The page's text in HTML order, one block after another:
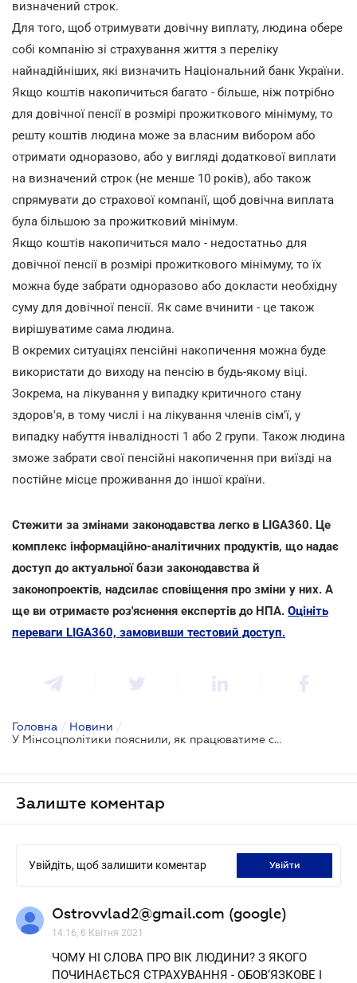
визначений строк.
Для того, щоб отримувати довічну виплату, людина обере
собі компанію зі страхування життя з переліку
найнадійніших, які визначить Національний банк України.
Якщо коштів накопичиться багато - більше, ніж потрібно
для довічної пенсії в розмірі прожиткового мінімуму, то
решту коштів людина може за власним вибором або
отримати одноразово, або у вигляді додаткової виплати
на визначений строк (не менше 10 років), або також
спрямувати до страхової компанії, щоб довічна виплата
була більшою за прожитковий мінімум.
Якщо коштів накопичиться мало - недостатньо для
довічної пенсії в розмірі прожиткового мінімуму, то їх
можна буде забрати одноразово або докласти необхідну
суму для довічної пенсії. Як саме вчинити - це також
вирішуватиме сама людина.
В окремих ситуаціях пенсійні накопичення можна буде
використати до виходу на пенсію в будь-якому віці.
Зокрема, на лікування у випадку критичного стану
здоров'я, в тому числі і на лікування членів сім'ї, у
випадку набуття інвалідності 1 або 2 групи. Також людина
зможе забрати свої пенсійні накопичення при виїзді на
постійне місце проживання до іншої країни.
Стежити за змінами законодавства легко в LIGA360. Це
комплекс інформаційно-аналітичних продуктів, що надає
доступ до актуальної бази законодавства й
законопроектів, надсилає сповіщення про зміни у них. А
ще ви отримаєте роз'яснення експертів до НПА. Оцініть
переваги LIGA360, замовивши тестовий доступ.
Головна / Новини /
У Мінсоцполітики пояснили, як працюватиме система обов’язкового пенсійного накопичення
Залиште коментар
Увійдіть, щоб залишити коментар увійти
Ostrovvlad2@gmail.com (google)
14.16, 6 Квітня 2021
ЧОМУ НІ СЛОВА ПРО ВІК ЛЮДИНИ? З ЯКОГО
ПОЧИНАЄТЬСЯ СТРАХУВАННЯ - ОБОВ‘ЯЗКОВЕ І